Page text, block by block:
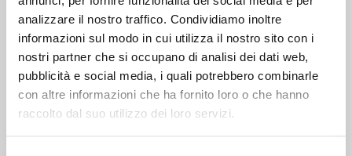
analizzare il nostro traffico. Condividiamo inoltre
informazioni sul modo in cui utilizza il nostro sito con i
nostri partner che si occupano di analisi dei dati web,
pubblicità e social media, i quali potrebbero combinarle
con altre informazioni che ha fornito loro o che hanno
raccolto dal suo utilizzo dei loro servizi.